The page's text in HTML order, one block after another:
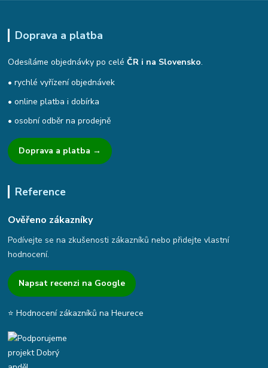
Doprava a platba
Odesíláme objednávky po celéČR i na Slovensko.
• rychlé vyřízení objednávek
• online platba i dobírka
• osobní odběr na prodejně
Doprava a platba →
Reference
Ověřeno zákazníky
Podívejte se na zkušenosti zákazníků nebo přidejte vlastní
hodnocení.
Napsat recenzi na Google
⭐ Hodnocení zákazníků na Heurece